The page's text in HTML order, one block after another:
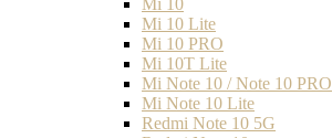
Mi 10
Mi 10 Lite
Mi 10 PRO
Mi 10T Lite
Mi Note 10 / Note 10 PRO
Mi Note 10 Lite
Redmi Note 10 5G